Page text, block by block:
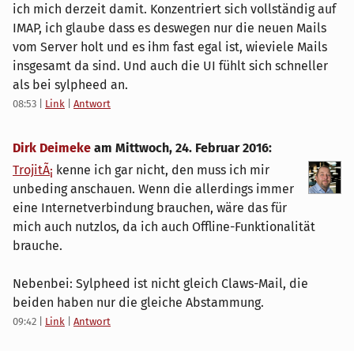
ich mich derzeit damit. Konzentriert sich vollständig auf
IMAP, ich glaube dass es deswegen nur die neuen Mails
vom Server holt und es ihm fast egal ist, wieviele Mails
insgesamt da sind. Und auch die UI fühlt sich schneller
als bei sylpheed an.
08:53 Link Antwort
Dirk Deimeke am Mittwoch, 24. Februar 2016:
TrojitÃ¡ kenne ich gar nicht, den muss ich mir
unbeding anschauen. Wenn die allerdings immer
eine Internetverbindung brauchen, wäre das für
mich auch nutzlos, da ich auch Offline-Funktionalität
brauche.
Nebenbei: Sylpheed ist nicht gleich Claws-Mail, die
beiden haben nur die gleiche Abstammung.
09:42 Link Antwort